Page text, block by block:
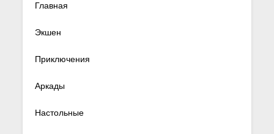
Главная
Экшен
Приключения
Аркады
Настольные